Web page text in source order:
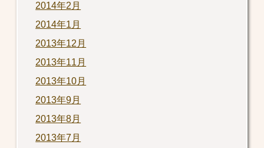
2014年2月
2014年1月
2013年12月
2013年11月
2013年10月
2013年9月
2013年8月
2013年7月